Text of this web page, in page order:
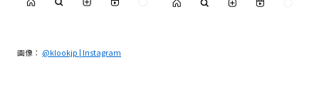
画像： @klookjp | Instagram